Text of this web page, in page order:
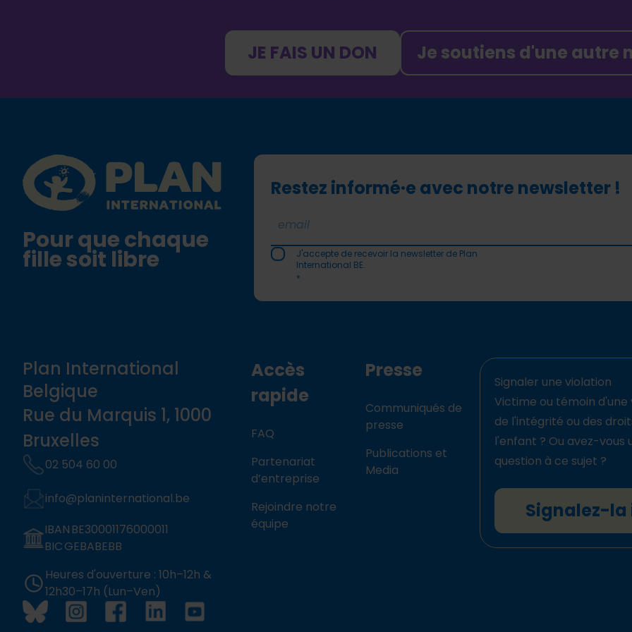
JE FAIS UN DON Je soutiens d'une autre
Plan International logo
Pour que chaque
fille soit libre
Restez informé·e avec notre newsletter !
J'accepte de recevoir la newsletter de Plan
International BE.
*
Plan International
Belgique
Rue du Marquis 1, 1000
Bruxelles
02 504 60 00
info@planinternational.be
IBAN BE30001176000011
BIC GEBABEBB
Heures d'ouverture : 10h–12h &
12h30–17h (Lun–Ven)
Accès
rapide
FAQ
Partenariat
d’entreprise
Rejoindre notre
équipe
Presse
Communiqués de
presse
Publications et
Media
Signaler une violation
Victime ou témoin d'une
de l'intégrité ou des
l'enfant ? Ou avez-vous
question à ce sujet ?
Signalez-la